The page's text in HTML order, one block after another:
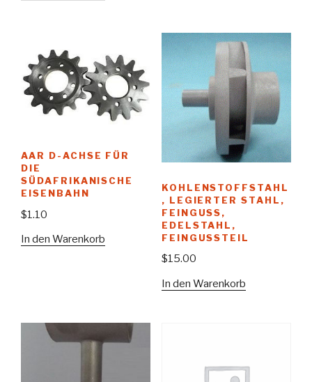
AAR D-ACHSE FÜR
DIE
SÜDAFRIKANISCHE
EISENBAHN
$1.10
In den Warenkorb
KOHLENSTOFFSTAHL
, LEGIERTER STAHL,
FEINGUSS,
EDELSTAHL,
FEINGUSSTEIL
$15.00
In den Warenkorb